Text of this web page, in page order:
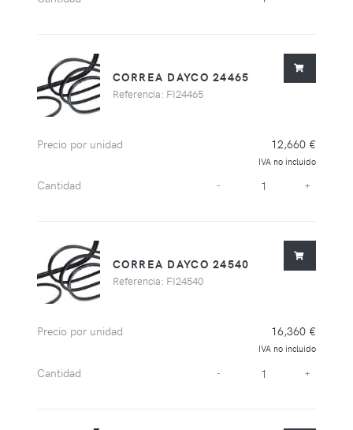
CORREA DAYCO 24465
Referencia: FI24465
Precio por unidad 12,660 €
IVA no incluido
Cantidad - +
CORREA DAYCO 24540
Referencia: FI24540
Precio por unidad 16,360 €
IVA no incluido
Cantidad - +